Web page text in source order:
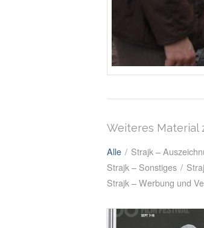
Weiteres Material
Alle / Strajk –
Strajk – Sonstiges /
Strajk – Werbung und